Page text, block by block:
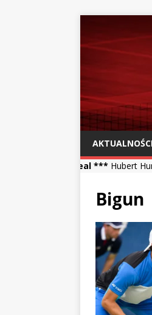
Hubert Hurkacz 6-4, 7-
Bigun